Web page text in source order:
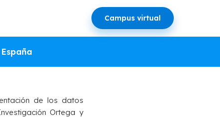
Campus virtual
DE
de los datos
Ortega y